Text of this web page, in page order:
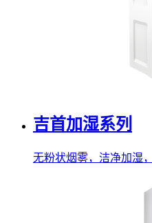
吉首加湿系列
无粉状烟雾，洁净加湿